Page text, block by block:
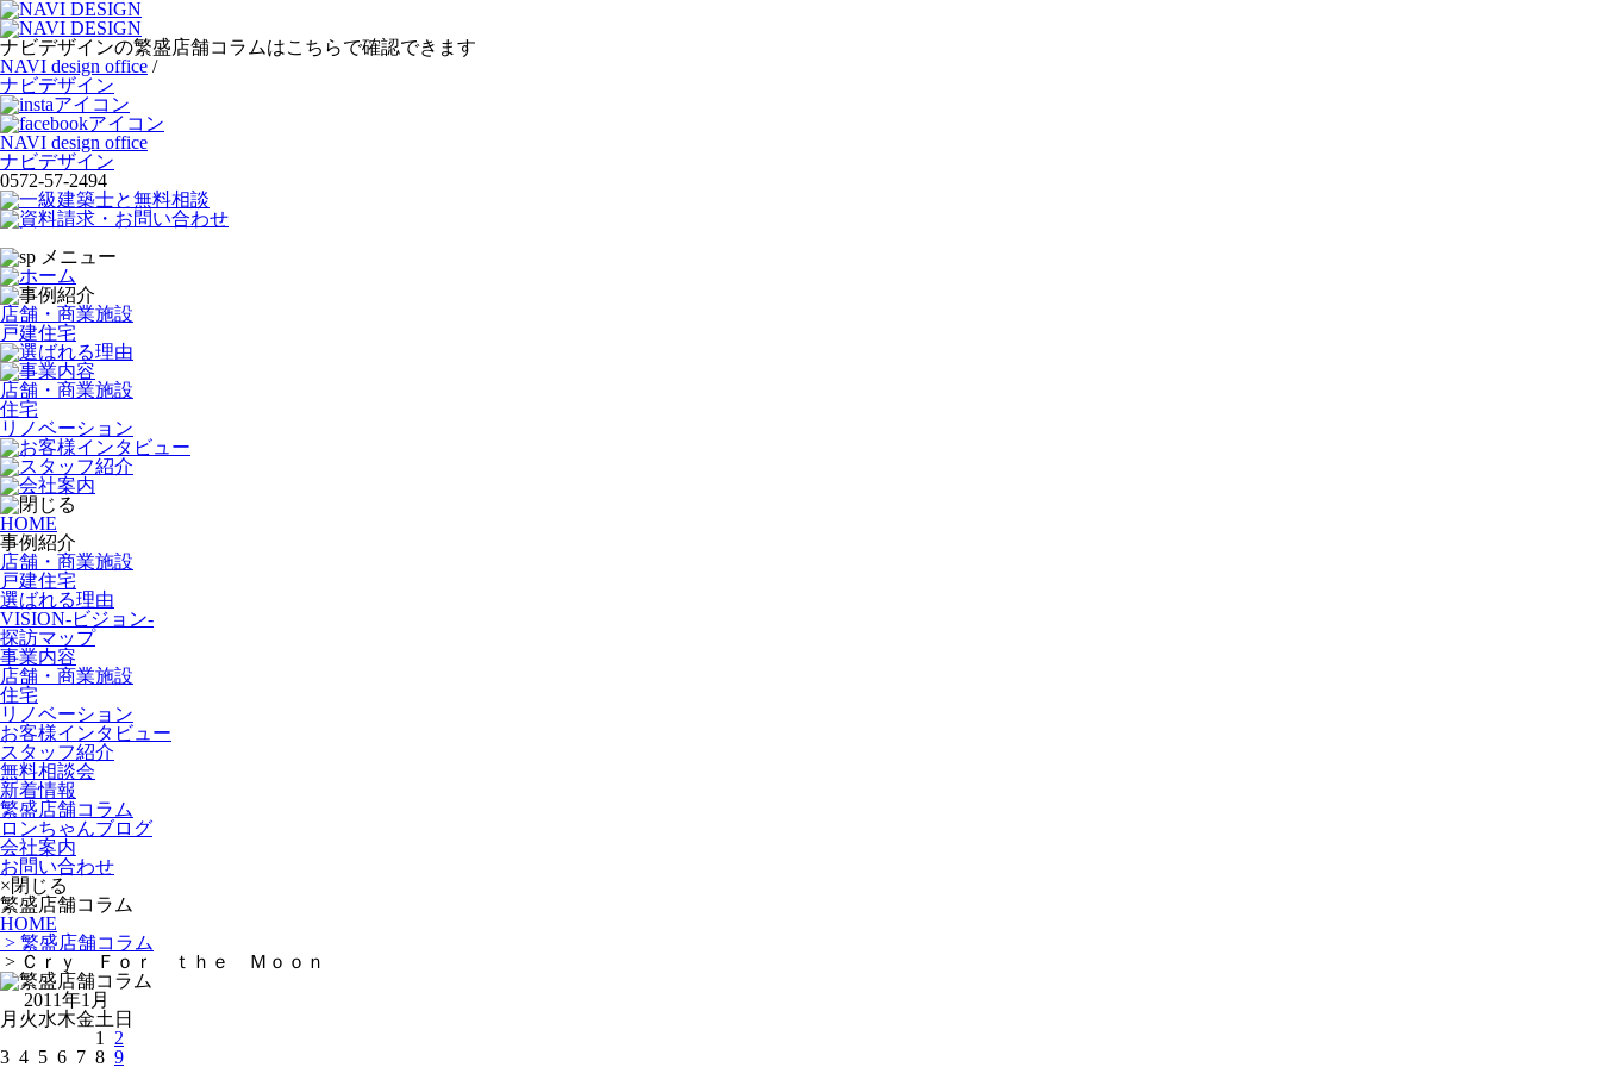
ナビデザインの繁盛店舗コラムはこちらで確認できます
NAVI design office /
ナビデザイン
NAVI design office
ナビデザイン
0572-57-2494
店舗・商業施設
戸建住宅
店舗・商業施設
住宅
リノベーション
HOME
事例紹介
店舗・商業施設
戸建住宅
選ばれる理由
VISION-ビジョン-
探訪マップ
事業内容
店舗・商業施設
住宅
リノベーション
お客様インタビュー
スタッフ紹介
無料相談会
新着情報
繁盛店舗コラム
ロンちゃんブログ
会社案内
お問い合わせ
×閉じる
繁盛店舗コラム
HOME
> 繁盛店舗コラム
> Ｃｒｙ Ｆｏｒ ｔｈｅ Ｍｏｏｎ
2011年1月
月 火水木金土 日
1
2
3 4 5 6 7 8 9